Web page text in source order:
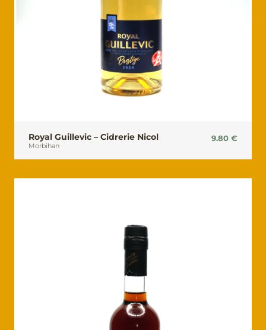
Royal Guillevic – Cidrerie Nicol
Morbihan
9.80 €